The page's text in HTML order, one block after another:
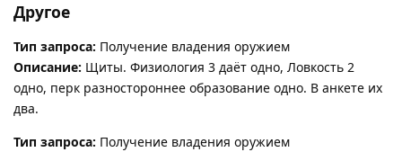
Другое
Тип запроса: Получение владения оружием
Описание: Щиты. Физиология 3 даёт одно, Ловкость 2
одно, перк разностороннее образование одно. В анкете их
два.
Тип запроса: Получение владения оружием